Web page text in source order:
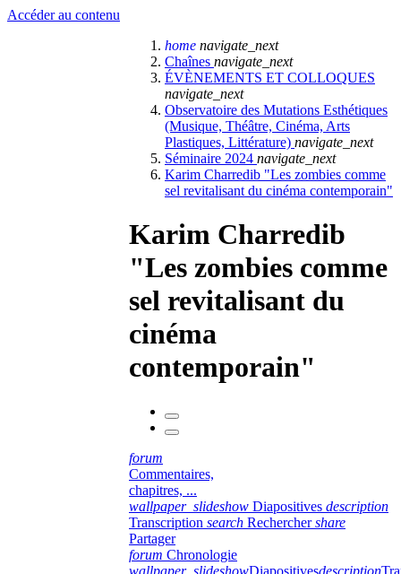
Accéder au contenu
home navigate_next
Chaînes navigate_next
ÉVÈNEMENTS ET COLLOQUES
navigate_next
Observatoire des Mutations Esthétiques
(Musique, Théâtre, Cinéma, Arts
Plastiques, Littérature) navigate_next
Séminaire 2024 navigate_next
Karim Charredib "Les zombies comme
sel revitalisant du cinéma contemporain"
Karim Charredib
"Les zombies comme
sel revitalisant du
cinéma
contemporain"
forum
Commentaires,
chapitres, ...
wallpaper_slideshow Diapositives description
Transcription search Rechercher share
Partager
forum Chronologie
wallpaper_slideshowDiapositivesdescription